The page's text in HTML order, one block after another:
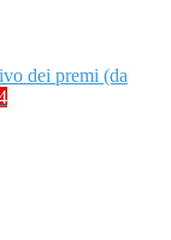
dei premi (da